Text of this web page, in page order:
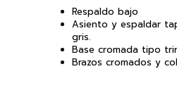
Respaldo bajo
Asiento y espaldar
gris.
Base cromada tipo
Brazos cromados y